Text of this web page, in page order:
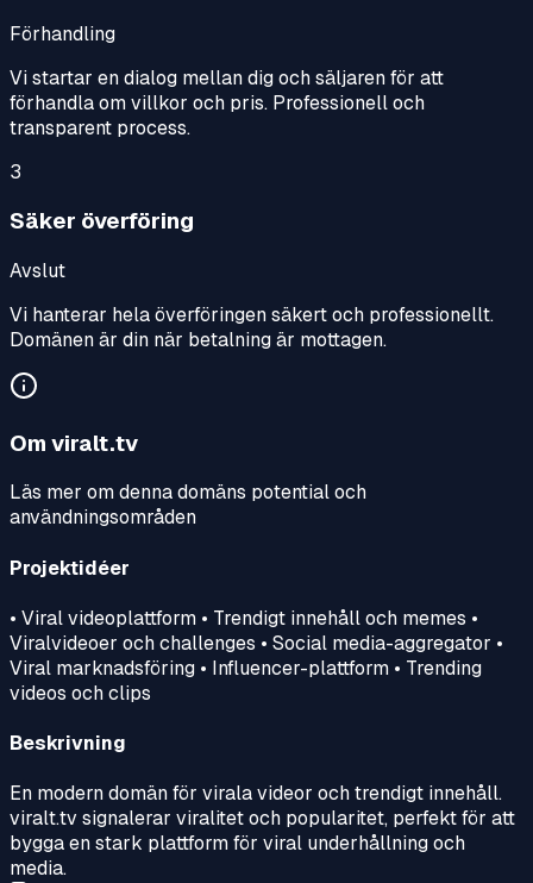
Förhandling
Vi startar en dialog mellan dig och säljaren för att
förhandla om villkor och pris. Professionell och
transparent process.
3
Säker överföring
Avslut
Vi hanterar hela överföringen säkert och professionellt.
Domänen är din när betalning är mottagen.
Om viralt.tv
Läs mer om denna domäns potential och
användningsområden
Projektidéer
• Viral videoplattform • Trendigt innehåll och memes •
Viralvideoer och challenges • Social media-aggregator •
Viral marknadsföring • Influencer-plattform • Trending
videos och clips
Beskrivning
En modern domän för virala videor och trendigt innehåll.
viralt.tv signalerar viralitet och popularitet, perfekt för att
bygga en stark plattform för viral underhållning och
media.